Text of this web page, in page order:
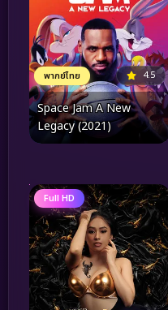
พากย์ไทย 4.5
Space Jam A New
Legacy (2021)
Full HD